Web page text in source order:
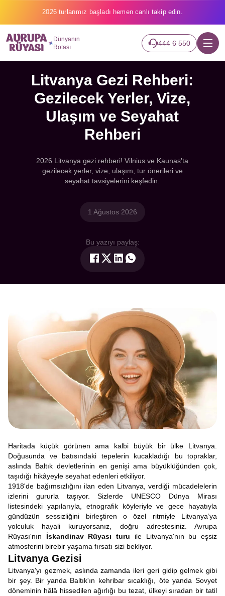
2026 turlarımız başladı hemen canlı takip edin.
Dünyanın
Rotası
444 6 550
Litvanya Gezi Rehberi:
Gezilecek Yerler, Vize,
Ulaşım ve Seyahat
Rehberi
2026 Litvanya gezi rehberi! Vilnius ve Kaunas'ta
gezilecek yerler, vize, ulaşım, tur önerileri ve
seyahat tavsiyelerini keşfedin.
1 Ağustos 2026
Bu yazıyı paylaş:
Haritada küçük görünen ama kalbi büyük bir ülke Litvanya.
Doğusunda ve batısındaki tepelerin kucakladığı bu topraklar,
aslında Baltık devletlerinin en genişi ama büyüklüğünden çok,
taşıdığı hikâyeyle seyahat edenleri etkiliyor.
1918'de bağımsızlığını ilan eden Litvanya, verdiği mücadelelerin
izlerini gururla taşıyor. Sizlerde UNESCO Dünya Mirası
listesindeki yapılarıyla, etnografik köyleriyle ve gece hayatıyla
gündüzün sessizliğini birleştiren o özel ritmiyle Litvanya’ya
yolculuk hayali kuruyorsanız, doğru adrestesiniz. Avrupa
Rüyası'nın İskandinav Rüyası turu ile Litvanya'nın bu eşsiz
atmosferini birebir yaşama fırsatı sizi bekliyor.
Litvanya Gezisi
Litvanya'yı gezmek, aslında zamanda ileri geri gidip gelmek gibi
bir şey. Bir yanda Baltık'ın kehribar sıcaklığı, öte yanda Sovyet
döneminin hâlâ hissedilen ağırlığı bu tezat, ülkeyi sıradan bir tatil